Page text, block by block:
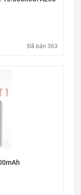
Đã bán 363